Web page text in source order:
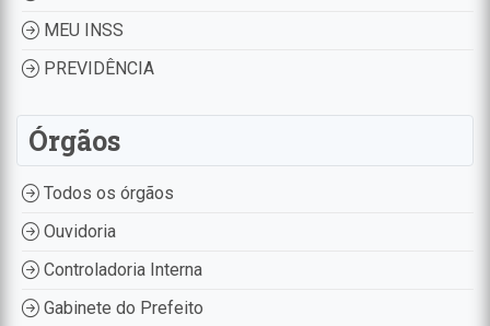
MEU INSS
PREVIDÊNCIA
Órgãos
Todos os órgãos
Ouvidoria
Controladoria Interna
Gabinete do Prefeito